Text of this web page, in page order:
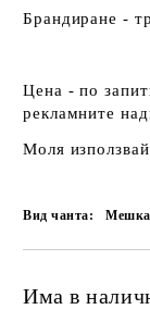
Брандиране -
Цена - по
рекламните
Моля
Вид чанта: Мешка
Има в